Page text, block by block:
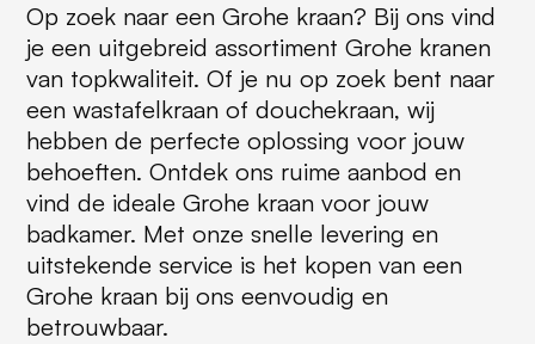
Op zoek naar een Grohe kraan? Bij ons vind
je een uitgebreid assortiment Grohe kranen
van topkwaliteit. Of je nu op zoek bent naar
een wastafelkraan of douchekraan, wij
hebben de perfecte oplossing voor jouw
behoeften. Ontdek ons ruime aanbod en
vind de ideale Grohe kraan voor jouw
badkamer. Met onze snelle levering en
uitstekende service is het kopen van een
Grohe kraan bij ons eenvoudig en
betrouwbaar.